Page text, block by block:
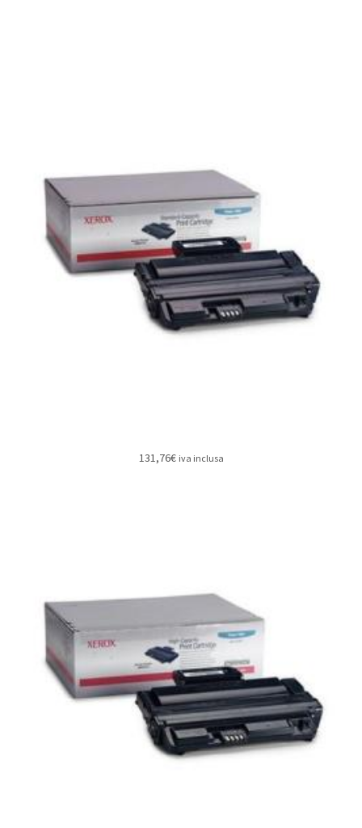
131,76€ iva inclusa